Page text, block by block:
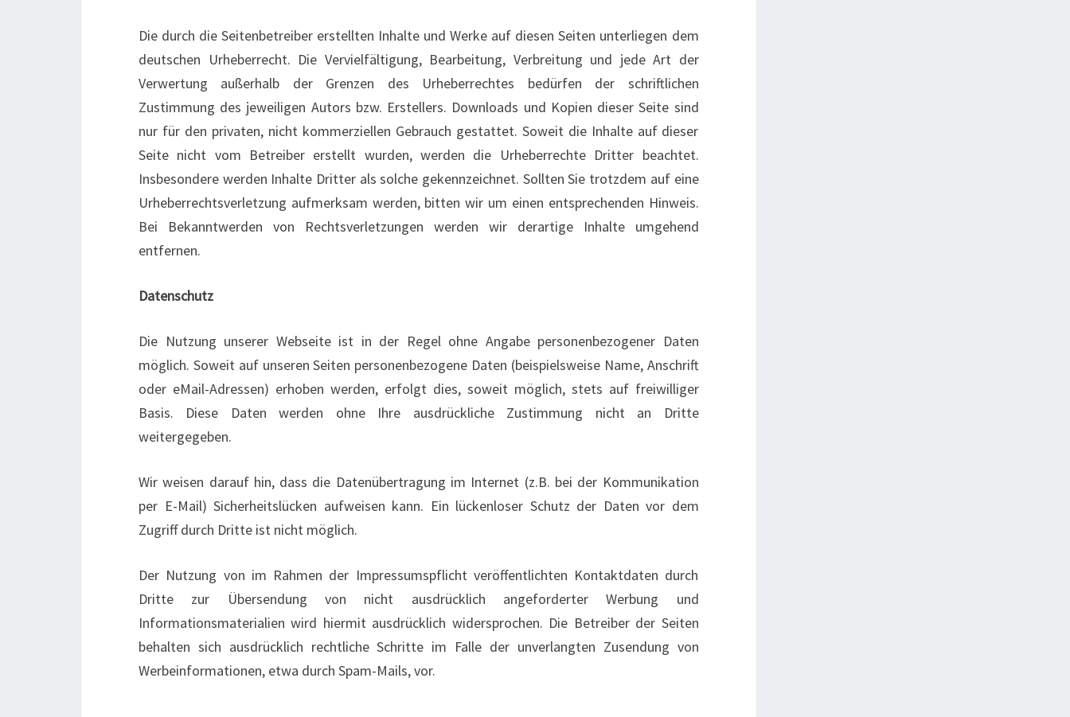
Die durch die Seitenbetreiber erstellten Inhalte und Werke auf diesen Seiten unterliegen dem
deutschen Urheberrecht. Die Vervielfältigung, Bearbeitung, Verbreitung und jede Art der
Verwertung außerhalb der Grenzen des Urheberrechtes bedürfen der schriftlichen
Zustimmung des jeweiligen Autors bzw. Erstellers. Downloads und Kopien dieser Seite sind
nur für den privaten, nicht kommerziellen Gebrauch gestattet. Soweit die Inhalte auf dieser
Seite nicht vom Betreiber erstellt wurden, werden die Urheberrechte Dritter beachtet.
Insbesondere werden Inhalte Dritter als solche gekennzeichnet. Sollten Sie trotzdem auf eine
Urheberrechtsverletzung aufmerksam werden, bitten wir um einen entsprechenden Hinweis.
Bei Bekanntwerden von Rechtsverletzungen werden wir derartige Inhalte umgehend
entfernen.
Datenschutz
Die Nutzung unserer Webseite ist in der Regel ohne Angabe personenbezogener Daten
möglich. Soweit auf unseren Seiten personenbezogene Daten (beispielsweise Name, Anschrift
oder eMail-Adressen) erhoben werden, erfolgt dies, soweit möglich, stets auf freiwilliger
Basis. Diese Daten werden ohne Ihre ausdrückliche Zustimmung nicht an Dritte
weitergegeben.
Wir weisen darauf hin, dass die Datenübertragung im Internet (z.B. bei der Kommunikation
per E-Mail) Sicherheitslücken aufweisen kann. Ein lückenloser Schutz der Daten vor dem
Zugriff durch Dritte ist nicht möglich.
Der Nutzung von im Rahmen der Impressumspflicht veröffentlichten Kontaktdaten durch
Dritte zur Übersendung von nicht ausdrücklich angeforderter Werbung und
Informationsmaterialien wird hiermit ausdrücklich widersprochen. Die Betreiber der Seiten
behalten sich ausdrücklich rechtliche Schritte im Falle der unverlangten Zusendung von
Werbeinformationen, etwa durch Spam-Mails, vor.